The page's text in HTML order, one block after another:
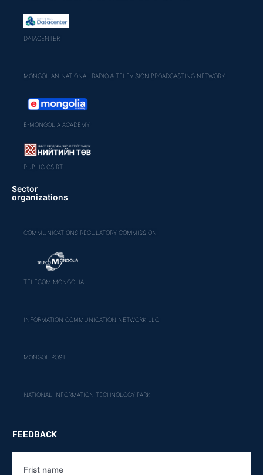
DATACENTER
MONGOLIAN NATIONAL RADIO & TELEVISION BROADCASTING NETWORK
E-MONGOLIA ACADEMY
PUBLIC CSIRT
Sector
organizations
COMMUNICATIONS REGULATORY COMMISSION
TELECOM MONGOLIA
INFORMATION COMMUNICATION NETWORK LLC
MONGOL POST
NATIONAL INFORMATION TECHNOLOGY PARK
FEEDBACK
Frist name